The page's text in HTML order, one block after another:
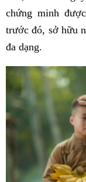
chứng minh
trước đó, sở hữu
đa dạng.